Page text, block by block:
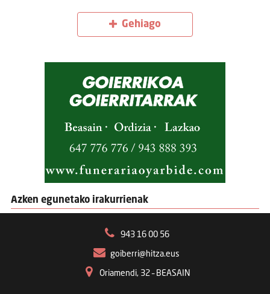
Gehiago
Azken egunetako irakurrienak
943 16 00 56
goiberri@hitza.eus
Oriamendi, 32 – BEASAIN